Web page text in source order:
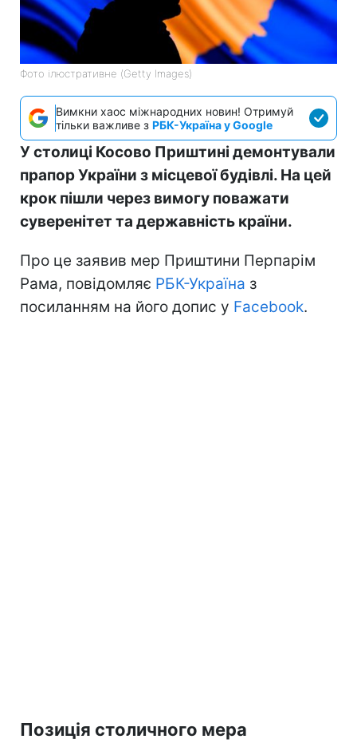
Фото ілюстративне (Getty Images)
Вимкни хаос міжнародних новин! Отримуй
тільки важливе з РБК-Україна у Google
У столиці Косово Приштині демонтували
прапор України з місцевої будівлі. На цей
крок пішли через вимогу поважати
суверенітет та державність країни.
Про це заявив мер Приштини Перпарім
Рама, повідомляє РБК-Україна з
посиланням на його допис у Facebook.
Позиція столичного мера